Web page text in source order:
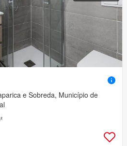
e Sobreda, Município de